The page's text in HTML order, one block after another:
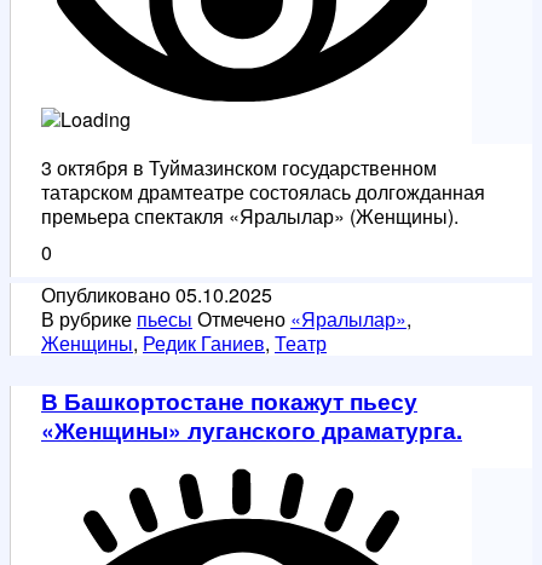
3 октября в Туймазинском государственном
татарском драмтеатре состоялась долгожданная
премьера спектакля «Яралылар» (Женщины).
0
Опубликовано05.10.2025
В рубрике пьесы Отмечено «Яралылар»,
Женщины, Редик Ганиев, Театр
В Башкортостане покажут пьесу
«Женщины» луганского драматурга.